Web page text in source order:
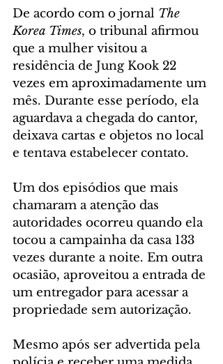
De acordo com o jornal The
Korea Times, o tribunal afirmou
que a mulher visitou a
residência de Jung Kook 22
vezes em aproximadamente um
mês. Durante esse período, ela
aguardava a chegada do cantor,
deixava cartas e objetos no local
e tentava estabelecer contato.
Um dos episódios que mais
chamaram a atenção das
autoridades ocorreu quando ela
tocou a campainha da casa 133
vezes durante a noite. Em outra
ocasião, aproveitou a entrada de
um entregador para acessar a
propriedade sem autorização.
Mesmo após ser advertida pela